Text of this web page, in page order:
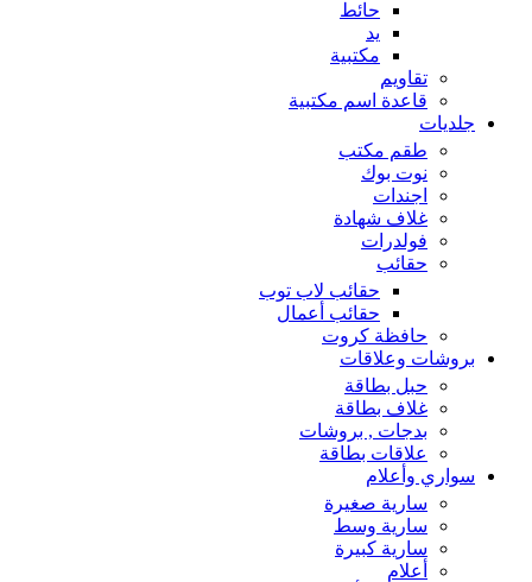
حائط
يد
مكتبية
تقاويم
قاعدة اسم مكتبية
جلديات
طقم مكتب
نوت بوك
اجندات
غلاف شهادة
فولدرات
حقائب
حقائب لاب توب
حقائب أعمال
حافظة كروت
بروشات وعلاقات
حبل بطاقة
غلاف بطاقة
بدجات , بروشات
علاقات بطاقة
سواري وأعلام
سارية صغيرة
سارية وسط
سارية كبيرة
أعلام